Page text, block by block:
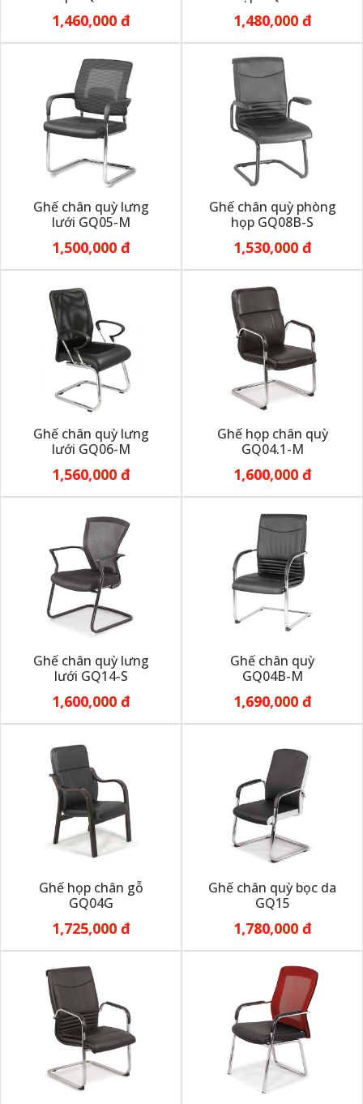
1,460,000 đ 1,480,000 đ
Ghế chân quỳ lưng
lưới GQ05-M
1,500,000 đ
Ghế chân quỳ phòng
họp GQ08B-S
1,530,000 đ
Ghế chân quỳ lưng
lưới GQ06-M
1,560,000 đ
Ghế họp chân quỳ
GQ04.1-M
1,600,000 đ
Ghế chân quỳ lưng
lưới GQ14-S
1,600,000 đ
Ghế chân quỳ
GQ04B-M
1,690,000 đ
Ghế họp chân gỗ
GQ04G
1,725,000 đ
Ghế chân quỳ bọc da
GQ15
1,780,000 đ